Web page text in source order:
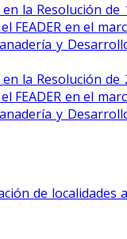
la Resolución de
FEADER en el
y
la Resolución de
FEADER en el
y
de localidades